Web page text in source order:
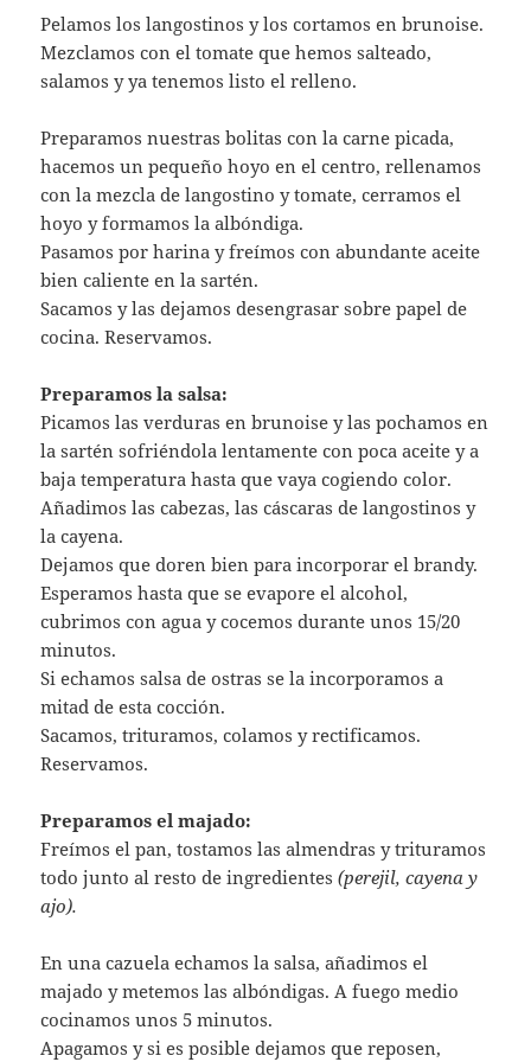
Pelamos los langostinos y los cortamos en brunoise.
Mezclamos con el tomate que hemos salteado,
salamos y ya tenemos listo el relleno.
Preparamos nuestras bolitas con la carne picada,
hacemos un pequeño hoyo en el centro, rellenamos
con la mezcla de langostino y tomate, cerramos el
hoyo y formamos la albóndiga.
Pasamos por harina y freímos con abundante aceite
bien caliente en la sartén.
Sacamos y las dejamos desengrasar sobre papel de
cocina. Reservamos.
Preparamos la salsa:
Picamos las verduras en brunoise y las pochamos en
la sartén sofriéndola lentamente con poca aceite y a
baja temperatura hasta que vaya cogiendo color.
Añadimos las cabezas, las cáscaras de langostinos y
la cayena.
Dejamos que doren bien para incorporar el brandy.
Esperamos hasta que se evapore el alcohol,
cubrimos con agua y cocemos durante unos 15/20
minutos.
Si echamos salsa de ostras se la incorporamos a
mitad de esta cocción.
Sacamos, trituramos, colamos y rectificamos.
Reservamos.
Preparamos el majado:
Freímos el pan, tostamos las almendras y trituramos
todo junto al resto de ingredientes(perejil, cayena y
ajo).
En una cazuela echamos la salsa, añadimos el
majado y metemos las albóndigas. A fuego medio
cocinamos unos 5 minutos.
Apagamos y si es posible dejamos que reposen,